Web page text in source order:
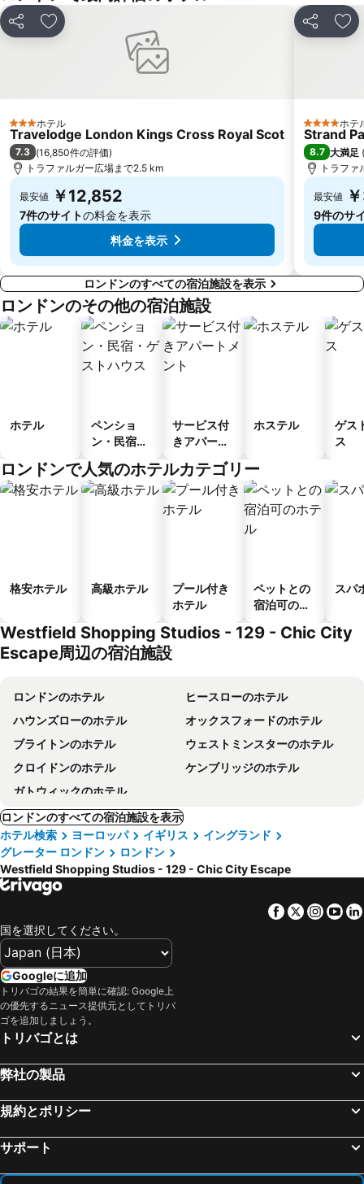
Kensington Palace
Gloucester Road Metro Station
London Gatwick Airport
Heathrow Terminal 5 Metro Station
Legoland
Tottenham Court Road Casino
Westminster
ナショナル・ギャラリー
Waterloo Station
Hammersmith
シェア お気に入りに追加
3 ホテルのランク
ホテル
Travelodge London Kings Cross Royal Scot
7.3 (16,850件の評価)
トラファルガー広場まで2.5 km
最安値 ￥12,852
7件のサイトの料金を表示
料金を表示
シェア お
4 ホテルの
ホテ
Strand
8.7 大満足 (
トラフ
最安値
9件のサ
ロンドンのすべての宿泊施設を表示
ロンドンのその他の宿泊施設
ホテル
ペンショ
ン・民宿・
ス
サービス付
きアパート
ホステル
ゲス
ス
ロンドンで人気のホテルカテゴリー
格安ホテル 高級ホテル
プール付き
ホテル
ペットとの
宿泊可のホ
スパ
Westfield Shopping Studios - 129 - Chic City
Escape周辺の宿泊施設
ロンドンのホテル
ヒースローのホテル
ハウンズローのホテル
オックスフォードのホテル
ブライトンのホテル
ウェストミンスターのホテル
クロイドンのホテル
ケンブリッジのホテル
ガトウィックのホテル
ロンドンのすべての宿泊施設を表示
ホテル検索
ヨーロッパ イギリス
イングランド
グレーター ロンドン
ロンドン
Westfield Shopping Studios - 129 - Chic City Escape
Facebook
Twitter
国を選択してください。
Googleに追加
トリバゴの結果を簡単に確認: Google上
の優先するニュース提供元としてトリバ
ゴを追加しましょう。
トリバゴとは
弊社の製品
規約とポリシー
サポート